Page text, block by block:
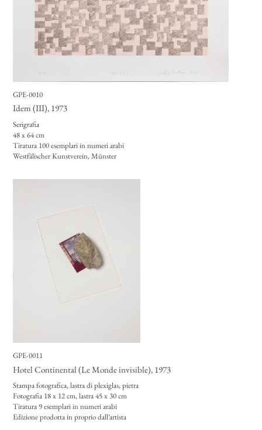
GPE-0010
Idem (III), 1973
Serigrafia
48 x 64 cm
Tiratura 100 esemplari in numeri arabi
Westfälischer Kunstverein, Münster
GPE-0011
Hotel Continental (Le Monde invisible), 1973
Stampa fotografica, lastra di plexiglas, pietra
Fotografia 18 x 12 cm, lastra 45 x 30 cm
Tiratura 9 esemplari in numeri arabi
Edizione prodotta in proprio dall’artista